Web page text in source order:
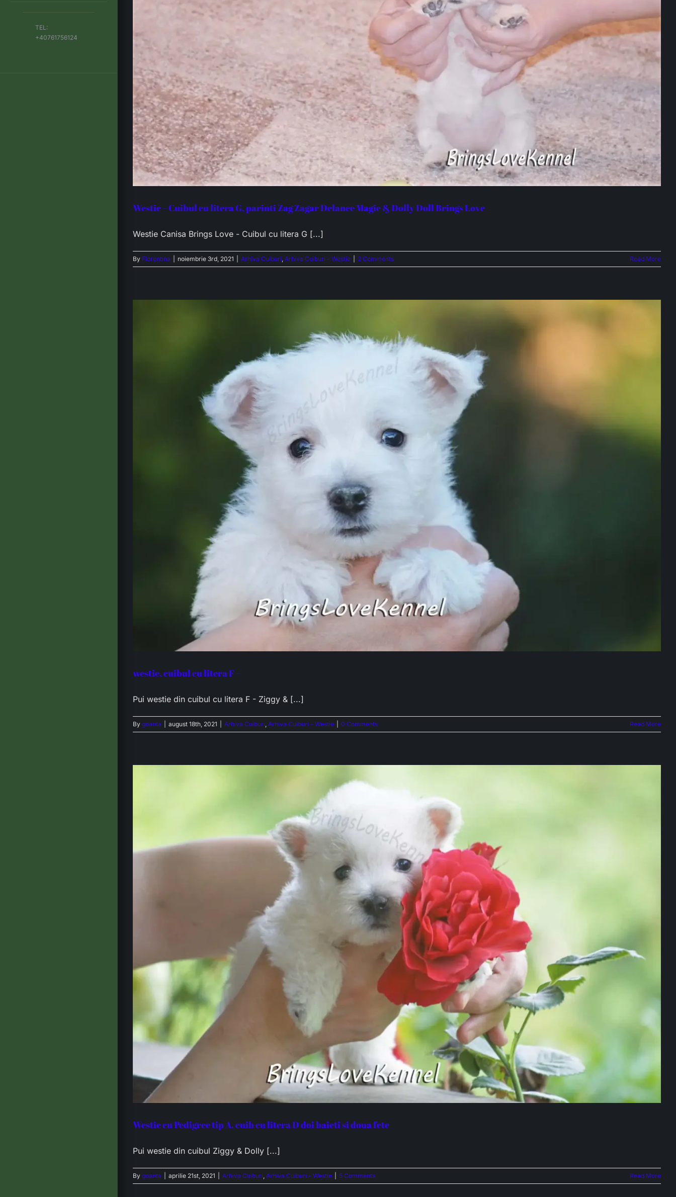
TEL:
+40761756124
Westie – Cuibul cu litera G, parinti Zag Zagar Delance Magic & Dolly Doll Brings Love
Westie Canisa Brings Love - Cuibul cu litera G [...]
By Florentina noiembrie 3rd, 2021 Arhiva Cuiburi, Arhiva Cuiburi - Westie 2 Comments Read More
westie, cuibul cu litera F –
Pui westie din cuibul cu litera F - Ziggy & [...]
By goanta august 18th, 2021 Arhiva Cuiburi Arhiva Cuiburi - Westie 0 Comments Read More
Westie cu Pedigree tip A, cuib cu litera D doi baieti si doua fete
Pui westie din cuibul Ziggy & Dolly [...]
By goanta aprilie 21st, 2021 Arhiva Cuiburi, Arhiva Cuiburi - Westie 5 Comments Read More